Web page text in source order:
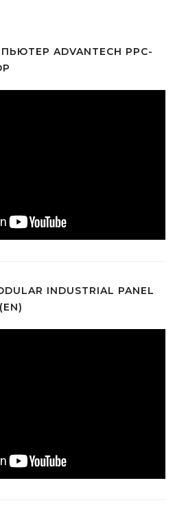
ADVANTECH PPC-
INDUSTRIAL PANEL